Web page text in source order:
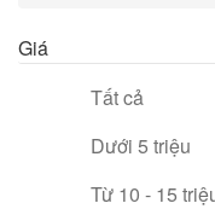
Giá
Tất cả
Dưới 5 triệu
Từ 10 - 15